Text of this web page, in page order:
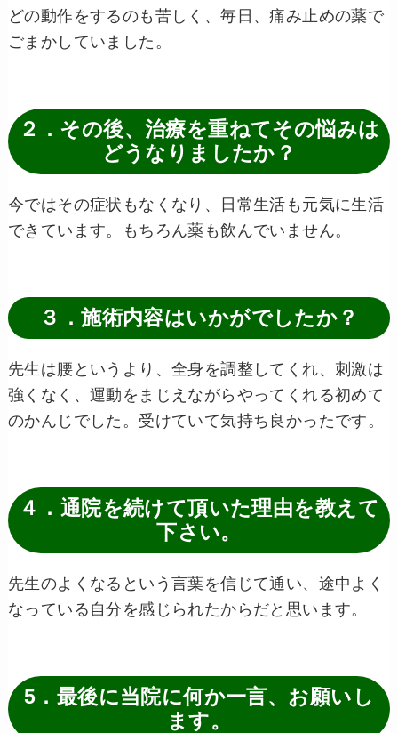
どの動作をするのも苦しく、毎日、痛み止めの薬で
ごまかしていました。
２．その後、治療を重ねてその悩みは
どうなりましたか？
今ではその症状もなくなり、日常生活も元気に生活
できています。もちろん薬も飲んでいません。
３．施術内容はいかがでしたか？
先生は腰というより、全身を調整してくれ、刺激は
強くなく、運動をまじえながらやってくれる初めて
のかんじでした。受けていて気持ち良かったです。
４．通院を続けて頂いた理由を教えて
下さい。
先生のよくなるという言葉を信じて通い、途中よく
なっている自分を感じられたからだと思います。
5．最後に当院に何か一言、お願いし
ます。